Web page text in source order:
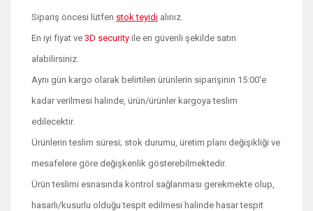
Sipariş öncesi lütfen stok teyidi alınız.
En iyi fiyat ve 3D security ile en güvenli şekilde satın
alabilirsiniz.
Aynı gün kargo olarak belirtilen ürünlerin siparişinin 15:00'e
kadar verilmesi halinde, ürün/ürünler kargoya teslim
edilecektir.
Ürünlerin teslim süresi; stok durumu, üretim planı değişikliği ve
mesafelere göre değişkenlik gösterebilmektedir.
Ürün teslimi esnasında kontrol sağlanması gerekmekte olup,
hasarlı/kusurlu olduğu tespit edilmesi halinde hasar tespit